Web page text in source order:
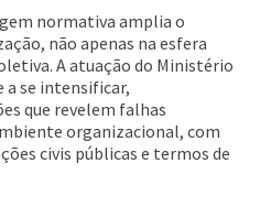
normativa amplia o
não apenas na esfera
A atuação do Ministério
a se intensificar,
que revelem falhas
organizacional, com
civis públicas e termos de